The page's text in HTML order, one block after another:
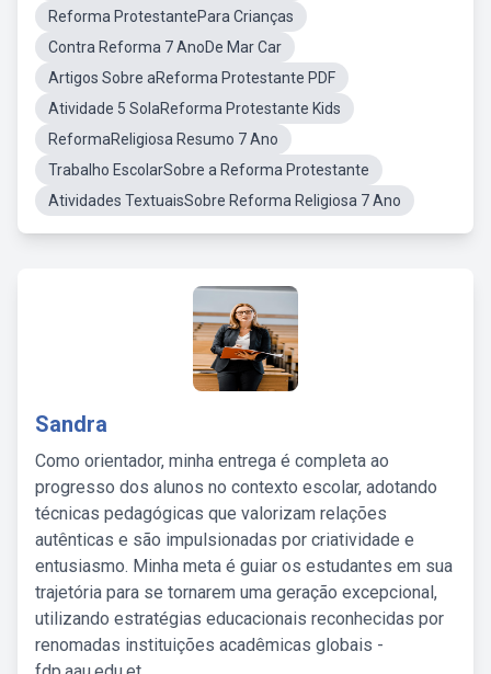
Reforma ProtestantePara Crianças
Contra Reforma 7 AnoDe Mar Car
Artigos Sobre aReforma Protestante PDF
Atividade 5 SolaReforma Protestante Kids
ReformaReligiosa Resumo 7 Ano
Trabalho EscolarSobre a Reforma Protestante
Atividades TextuaisSobre Reforma Religiosa 7 Ano
Sandra
Como orientador, minha entrega é completa ao
progresso dos alunos no contexto escolar, adotando
técnicas pedagógicas que valorizam relações
autênticas e são impulsionadas por criatividade e
entusiasmo. Minha meta é guiar os estudantes em sua
trajetória para se tornarem uma geração excepcional,
utilizando estratégias educacionais reconhecidas por
renomadas instituições acadêmicas globais -